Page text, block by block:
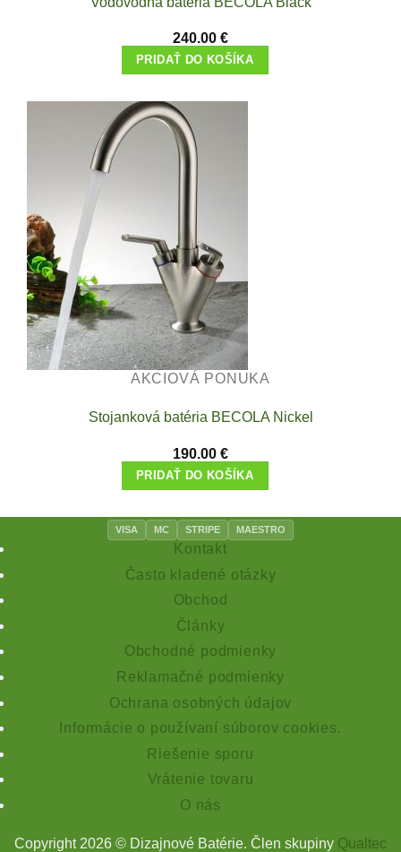
240.00 €
PRIDAŤ DO KOŠÍKA
AKCIOVÁ PONUKA
Stojanková batéria BECOLA Nickel
190.00 €
PRIDAŤ DO KOŠÍKA
VISA MC STRIPE MAESTRO
Kontakt
Často kladené otázky
Obchod
Články
Obchodné podmienky
Reklamačné podmienky
Ochrana osobných údajov
Informácie o používaní súborov cookies.
Riešenie sporu
Vrátenie tovaru
O nás
Copyright 2026 © Dizajnové Batérie. Člen skupiny Qualtec